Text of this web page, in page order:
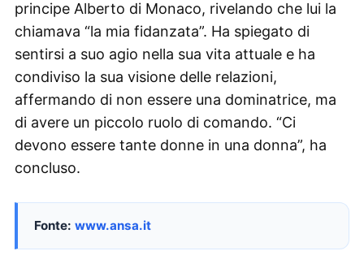
principe Alberto di Monaco, rivelando che lui la
chiamava “la mia fidanzata”. Ha spiegato di
sentirsi a suo agio nella sua vita attuale e ha
condiviso la sua visione delle relazioni,
affermando di non essere una dominatrice, ma
di avere un piccolo ruolo di comando. “Ci
devono essere tante donne in una donna”, ha
concluso.
Fonte: www.ansa.it